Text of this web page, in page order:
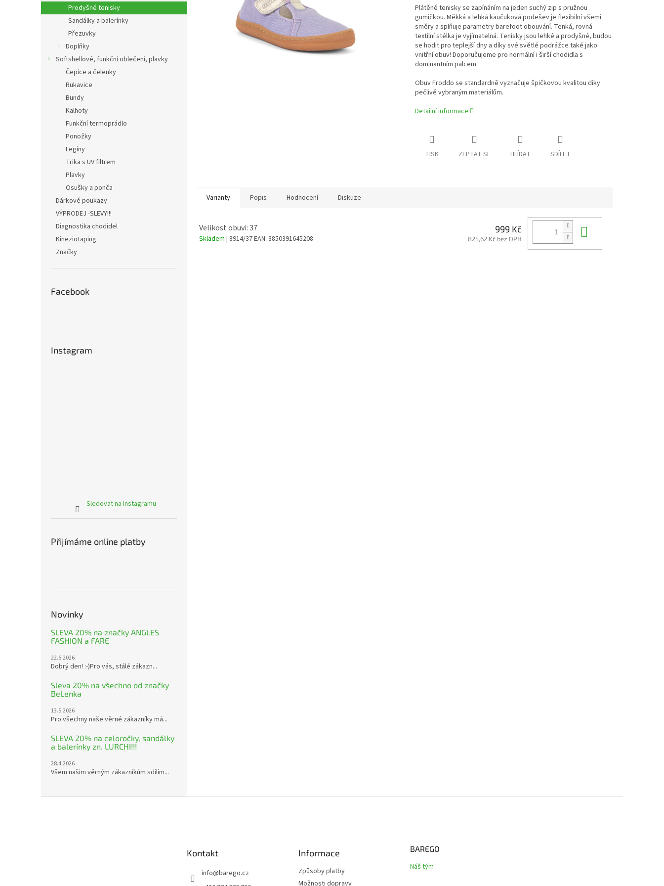
n
e
Prodyšné tenisky
Sandálky a balerínky
Přezuvky
Doplňky
Softshellové, funkční oblečení, plavky
Čepice a čelenky
Rukavice
Bundy
Kalhoty
Funkční termoprádlo
Ponožky
Legíny
Trika s UV filtrem
Plavky
Osušky a ponča
Dárkové poukazy
VÝPRODEJ -SLEVY!!!
Diagnostika chodidel
Kineziotaping
Značky
Facebook
Instagram
Sledovat na Instagramu
Přijímáme online platby
Novinky
SLEVA 20% na značky ANGLES
FASHION a FARE
22.6.2026
Dobrý den! :-)Pro vás, stálé zákazn...
Sleva 20% na všechno od značky
BeLenka
13.5.2026
Pro všechny naše věrné zákazníky má...
SLEVA 20% na celoročky, sandálky
a balerínky zn. LURCHI!!!
28.4.2026
Všem našim věrným zákazníkům sdílím...
Plátěné tenisky se zapínáním na jeden suchý zip s pružnou
gumičkou. Měkká a lehká kaučuková podešev je flexibilní všemi
směry a splňuje parametry barefoot obouvání. Tenká, rovná
textilní stélka je vyjímatelná. Tenisky jsou lehké a prodyšné, budou
se hodit pro teplejší dny a díky své světlé podrážce také jako
vnitřní obuv! Doporučujeme pro normální i širší chodidla s
dominantním palcem.
Obuv Froddo se standardně vyznačuje špičkovou kvalitou díky
pečlivě vybraným materiálům.
Detailní informace
TISK ZEPTAT SE HLÍDAT SDÍLET
Varianty Popis Hodnocení Diskuze
Velikost obuvi: 37
Skladem | 8914/37EAN: 3850391645208
999 Kč
825,62 Kč bez DPH
Kontakt
info@barego.cz
Informace
Způsoby platby
Možnosti dopravy
BAREGO
Náš tým